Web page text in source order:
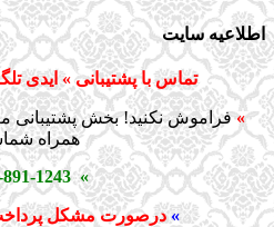
اطلاعیه سایت
تماس با پشتیبانی » ایدی
» فراموش نکنید! بخش پشتیبانی
همراه
» 0916-891-1243
»درصورت مشکل